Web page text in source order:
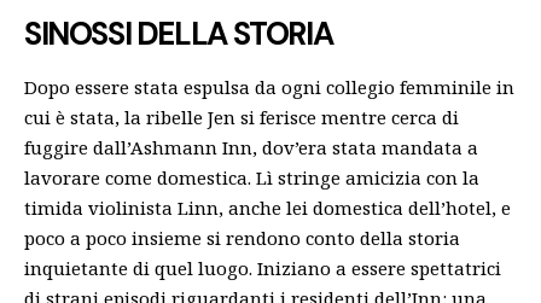
SINOSSI DELLA STORIA
Dopo essere stata espulsa da ogni collegio femminile in
cui è stata, la ribelle Jen si ferisce mentre cerca di
fuggire dall’Ashmann Inn, dov’era stata mandata a
lavorare come domestica. Lì stringe amicizia con la
timida violinista Linn, anche lei domestica dell’hotel, e
poco a poco insieme si rendono conto della storia
inquietante di quel luogo. Iniziano a essere spettatrici
di strani episodi riguardanti i residenti dell’Inn: una